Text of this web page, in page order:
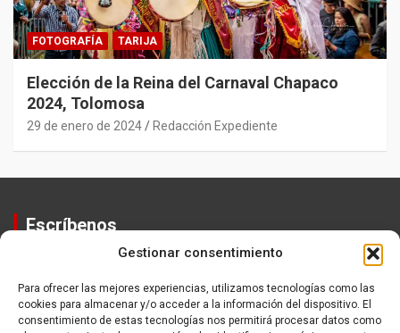
Gestionar consentimiento
Para ofrecer las mejores experiencias, utilizamos tecnologías como las
cookies para almacenar y/o acceder a la información del dispositivo. El
consentimiento de estas tecnologías nos permitirá procesar datos como
FOTOGRAFÍA TARIJA
Elección de la Reina del Carnaval Chapaco
2024, Tolomosa
29 de enero de 2024 Redacción Expediente
Escríbenos
Equipo
Política de Privacidad